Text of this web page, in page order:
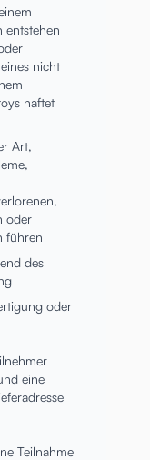
entstehen
nicht
haftet
Art,
oder
führen
des
oder
eine
Teilnahme